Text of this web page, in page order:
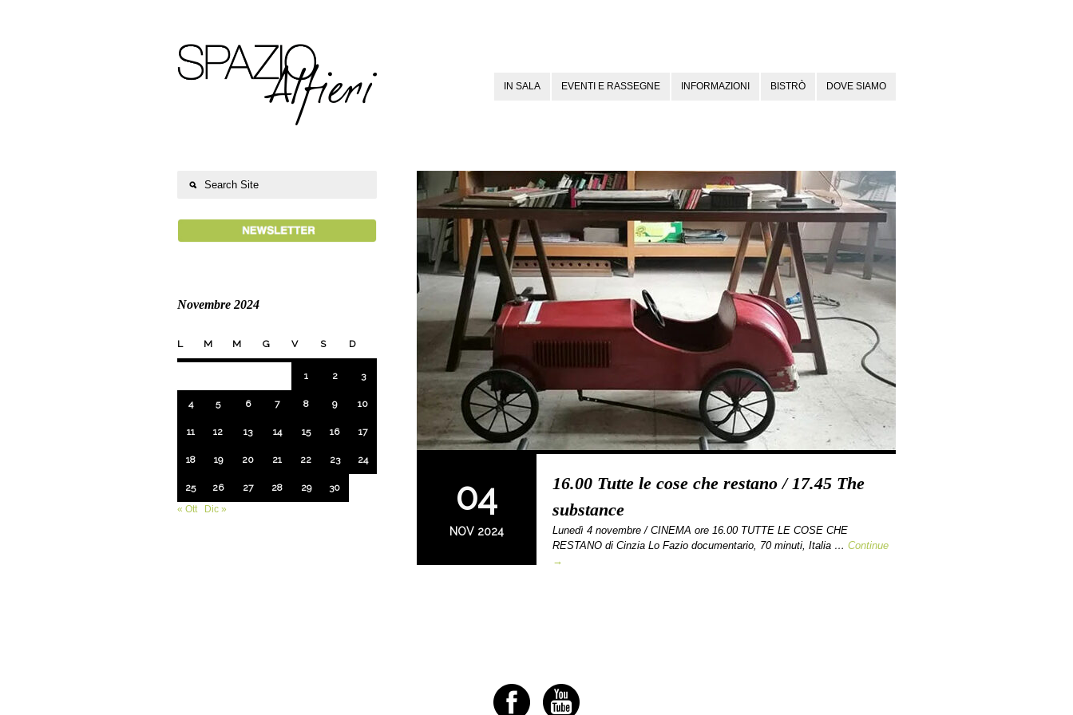
IN SALA EVENTI E RASSEGNE INFORMAZIONI BISTRÒ DOVE SIAMO
04
NOV 2024
16.00 Tutte le cose che restano / 17.45 The
substance
Lunedì 4 novembre / CINEMA ore 16.00 TUTTE LE COSE CHE
RESTANO di Cinzia Lo Fazio documentario, 70 minuti, Italia … Continue
→
Novembre 2024
L M M G V S D
1 2 3
4 5 6 7 8 9 10
11 12 13 14 15 16 17
18 19 20 21 22 23 24
25 26 27 28 29
30
« Ott
Dic »